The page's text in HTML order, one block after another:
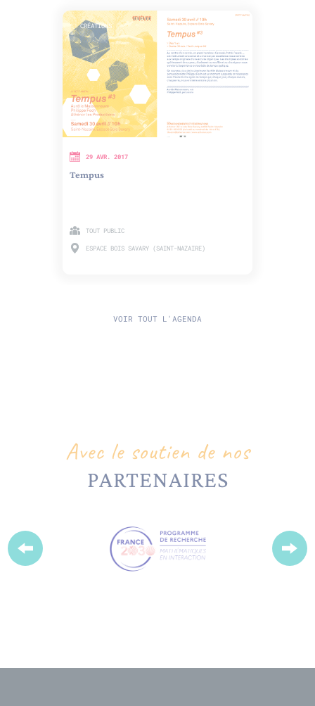
CRÉATIONS
29 AVR. 2017
Tempus
TOUT PUBLIC
ESPACE BOIS SAVARY (SAINT-NAZAIRE)
VOIR TOUT L'AGENDA
Avec le soutien de nos
PARTENAIRES